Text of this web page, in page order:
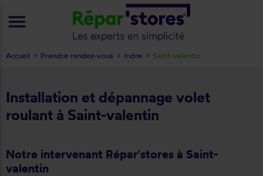
Installation et dépannage volet
roulant à Saint-valentin
Notre intervenant Répar'stores à Saint-
valentin
Accueil Prendre rendez-vous Indre Saint-valentin
menu